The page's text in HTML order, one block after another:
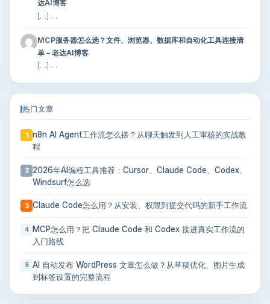
达AI博客
[…] …
MCP服务器怎么选？文件、浏览器、数据库和自动化工具连接清
单 – 老达AI博客
[…] …
热门文章
1 n8n AI Agent工作流怎么搭？从聊天触发到人工审核的实战教
程
2 2026年AI编程工具推荐：Cursor、Claude Code、Codex、
Windsurf怎么选
3 Claude Code怎么用？从安装、权限到提交代码的新手工作流
4
MCP怎么用？把 Claude Code 和 Codex 接进真实工作流的
入门路线
5 AI 自动发布 WordPress 文章怎么做？从草稿优化、图片生成
到标签设置的完整流程